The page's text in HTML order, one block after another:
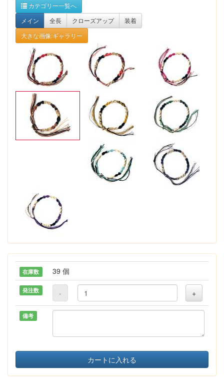
カテゴリー一覧へ
メイン
全長 クローズアップ
装着
大きな画像:ギャラリー
在庫数 39 個
発注数 - +
備考
カートに入れる